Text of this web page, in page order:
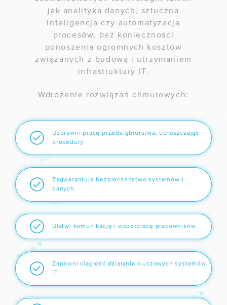
jak analityka danych, sztuczna
inteligencja czy automatyzacja
procesów, bez konieczności
ponoszenia ogromnych kosztów
związanych z budową i utrzymaniem
infrastruktury IT.
Wdrożenie rozwiązań chmurowych:
Usprawni pracę przedsiębiorstwa, upraszczając
procedury
Zagwarantuje bezpieczeństwo systemów i
danych
Ułatwi komunikację i współpracę pracowników
Zapewni ciągłość działania kluczowych systemów
IT